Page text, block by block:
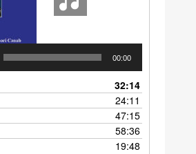
Player
00:00
32:14
24:11
47:15
58:36
19:48